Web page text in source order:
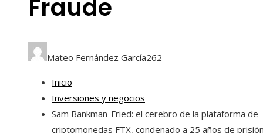
Fraude
Mateo Fernández García262
Inicio
Inversiones y negocios
Sam Bankman-Fried: el cerebro de la plataforma de
criptomonedas FTX, condenado a 25 años de